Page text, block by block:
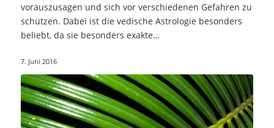
vorauszusagen und sich vor verschiedenen Gefahren zu
schützen. Dabei ist die vedische Astrologie besonders
beliebt, da sie besonders exakte…
7. Juni 2016